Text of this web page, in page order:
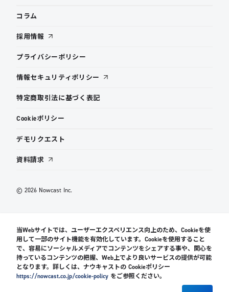
コラム
採用情報
プライバシーポリシー
情報セキュリティポリシー
特定商取引法に基づく表記
Cookieポリシー
デモリクエスト
資料請求
© 2026 Nowcast Inc.
当Webサイトでは、ユーザーエクスペリエンス向上のため、Cookieを使
用して一部のサイト機能を有効化しています。Cookieを使用すること
で、容易にソーシャルメディアでコンテンツをシェアする事や、関心を
持っているコンテンツの把握、Web上でより良いサービスの提供が可能
となります。詳しくは、ナウキャストの Cookieポリシー
https://nowcast.co.jp/cookie-policy をご参照ください。